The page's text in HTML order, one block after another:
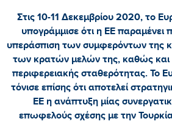
Στις 10-11 Δεκεμβρίου 2020, το
υπογράμμισε ότι η ΕΕ
υπεράσπιση των συμφερόντων της
των κρατών μελών της, καθώς και
περιφερειακής σταθερότητας. Το
τόνισε επίσης ότι αποτελεί
ΕΕ η ανάπτυξη μίας
επωφελούς σχέσης με την